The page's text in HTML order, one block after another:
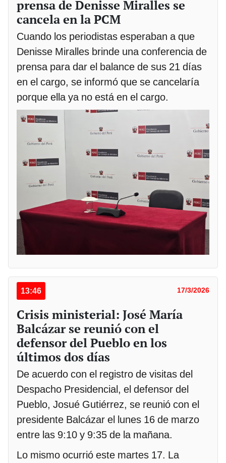
prensa de Denisse Miralles se
cancela en la PCM
Cuando los periodistas esperaban a que
Denisse Miralles brinde una conferencia de
prensa para dar el balance de sus 21 días
en el cargo, se informó que se cancelaría
porque ella ya no está en el cargo.
13:46 17/3/2026
Crisis ministerial: José María
Balcázar se reunió con el
defensor del Pueblo en los
últimos dos días
De acuerdo con el registro de visitas del
Despacho Presidencial, el defensor del
Pueblo, Josué Gutiérrez, se reunió con el
presidente Balcázar el lunes 16 de marzo
entre las 9:10 y 9:35 de la mañana.
Lo mismo ocurrió este martes 17. La